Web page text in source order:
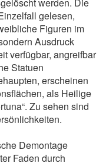
gelesen,
Figuren im
Ausdruck
verfügbar, angreifbar
Statuen
erscheinen
als Heilige
Zu sehen sind
Demontage
Faden durch